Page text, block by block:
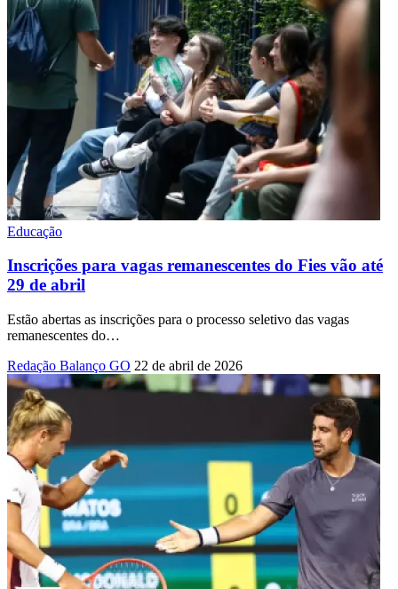
Educação
Inscrições para vagas remanescentes do Fies vão até
29 de abril
Estão abertas as inscrições para o processo seletivo das vagas
remanescentes do…
Redação Balanço GO 22 de abril de 2026